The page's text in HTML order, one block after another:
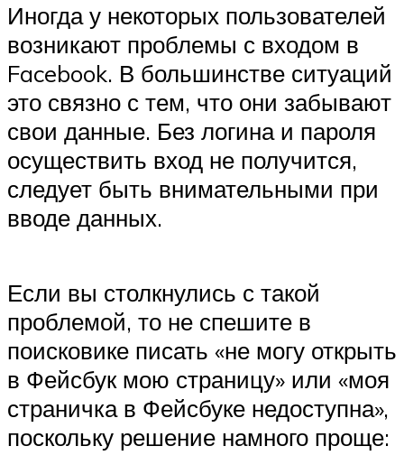
Иногда у некоторых пользователей
возникают проблемы с входом в
Facebook. В большинстве ситуаций
это связно с тем, что они забывают
свои данные. Без логина и пароля
осуществить вход не получится,
следует быть внимательными при
вводе данных.
Если вы столкнулись с такой
проблемой, то не спешите в
поисковике писать «не могу открыть
в Фейсбук мою страницу» или «моя
страничка в Фейсбуке недоступна»,
поскольку решение намного проще: